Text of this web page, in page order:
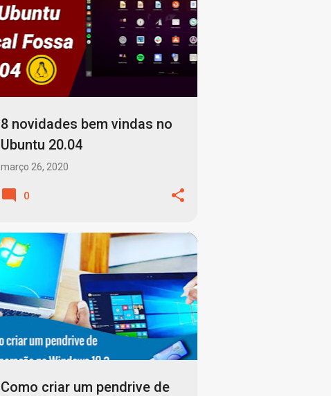
8 novidades bem vindas no
Ubuntu 20.04
março 26, 2020
SUPORTE TECNICO +
UNIX
0
Como criar um pendrive de
BACKUP SISTEMA OPERACIONAL
+
WINDOWS7